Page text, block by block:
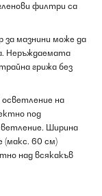
филтри са
мазнини може да
Неръждаемата
грижа без
осветление на
под
Ширина
(макс. 60 см)
над всякакъв